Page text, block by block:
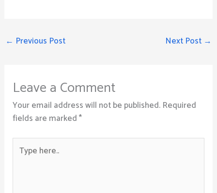
← Previous Post Next Post →
Leave a Comment
Your email address will not be published. Required
fields are marked*
here..